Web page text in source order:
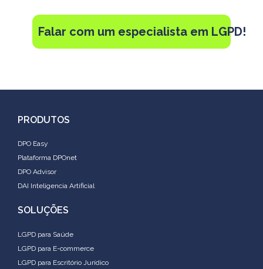
Falar com um especialista em LGPD!
PRODUTOS
DPO Easy
Plataforma DPOnet
DPO Advisor
DAI Inteligencia Artificial
SOLUÇÕES
LGPD para Saúde
LGPD para E-commerce
LGPD para Escritório Jurídico